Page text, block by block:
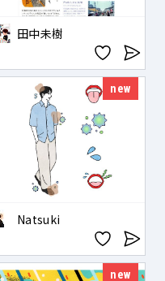
田中未樹
new
Natsuki
new